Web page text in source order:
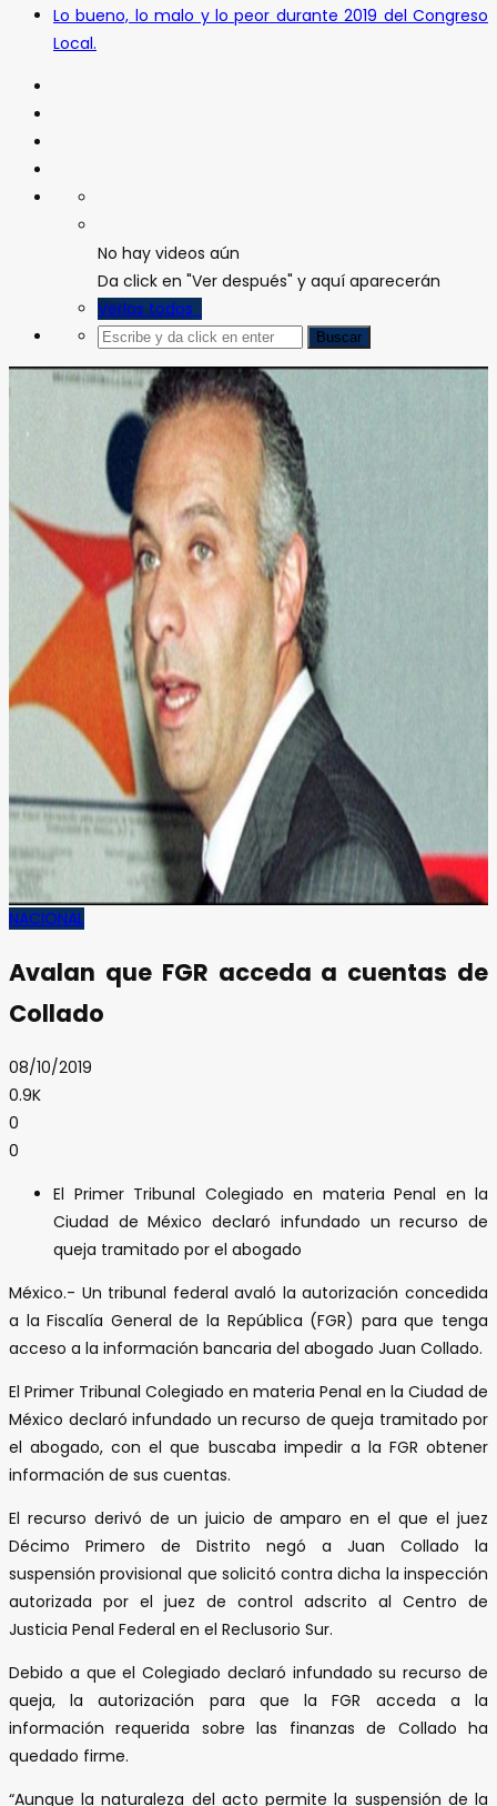
Lo bueno, lo malo y lo peor durante 2019 del Congreso
Local.
No hay videos aún
Da click en "Ver después" y aquí aparecerán
Verlos todos
NACIONAL
Avalan que FGR acceda a cuentas de
Collado
08/10/2019
0.9K
0
0
El Primer Tribunal Colegiado en materia Penal en la
Ciudad de México declaró infundado un recurso de
queja tramitado por el abogado
México.- Un tribunal federal avaló la autorización concedida
a la Fiscalía General de la República (FGR) para que tenga
acceso a la información bancaria del abogado Juan Collado.
El Primer Tribunal Colegiado en materia Penal en la Ciudad de
México declaró infundado un recurso de queja tramitado por
el abogado, con el que buscaba impedir a la FGR obtener
información de sus cuentas.
El recurso derivó de un juicio de amparo en el que el juez
Décimo Primero de Distrito negó a Juan Collado la
suspensión provisional que solicitó contra dicha la inspección
autorizada por el juez de control adscrito al Centro de
Justicia Penal Federal en el Reclusorio Sur.
Debido a que el Colegiado declaró infundado su recurso de
queja, la autorización para que la FGR acceda a la
información requerida sobre las finanzas de Collado ha
quedado firme.
“Aunque la naturaleza del acto permite la suspensión de la